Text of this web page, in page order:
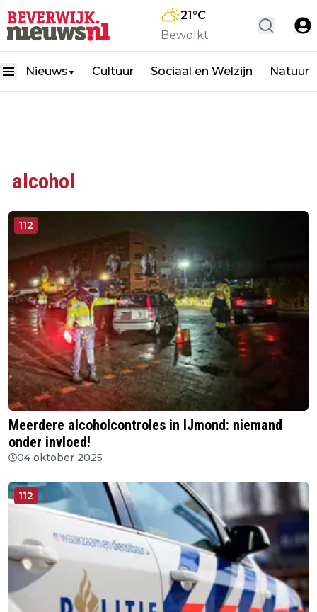
21°C
Bewolkt
Nieuws ▼ Cultuur Sociaal en Welzijn Natuur
alcohol
112
Meerdere alcoholcontroles in IJmond: niemand
onder invloed!
04 oktober 2025
112